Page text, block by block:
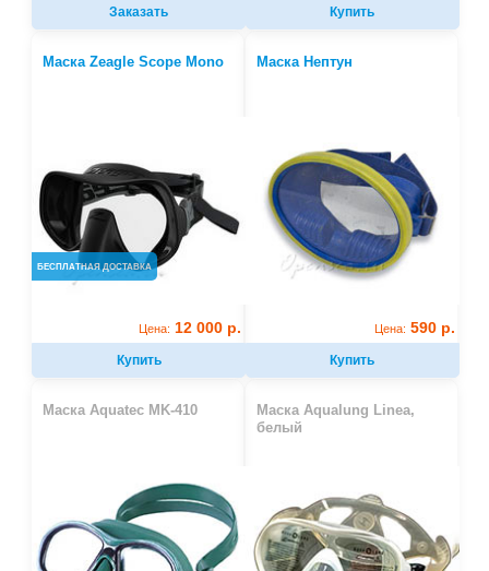
Заказать Купить
Маска Zeagle Scope Mono
БЕСПЛАТНАЯ ДОСТАВКА
Цена: 12 000 р.
Купить
Маска Нептун
Цена: 590 р.
Купить
Маска Aquatec MK-410
Маска Aqualung Linea,
белый